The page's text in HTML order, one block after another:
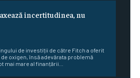
incertitudinea, nu
de investiții de către Fitch a oferit
oxigen, însă adevărata problemă
mai mare al finanțării...